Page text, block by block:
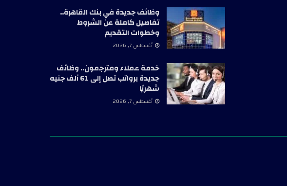
وظائف جديدة في بنك القاهرة..
تفاصيل كاملة عن الشروط
وخطوات التقديم
أغسطس 7, 2026
خدمة عملاء ومترجمون.. وظائف
جديدة برواتب تصل إلى 61 ألف جنيه
شهريًا
أغسطس 7, 2026